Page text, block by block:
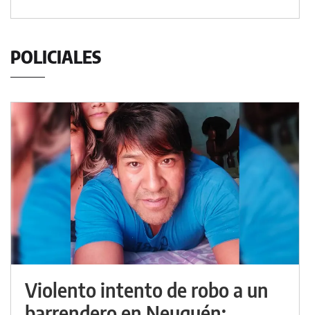
POLICIALES
Violento intento de robo a un